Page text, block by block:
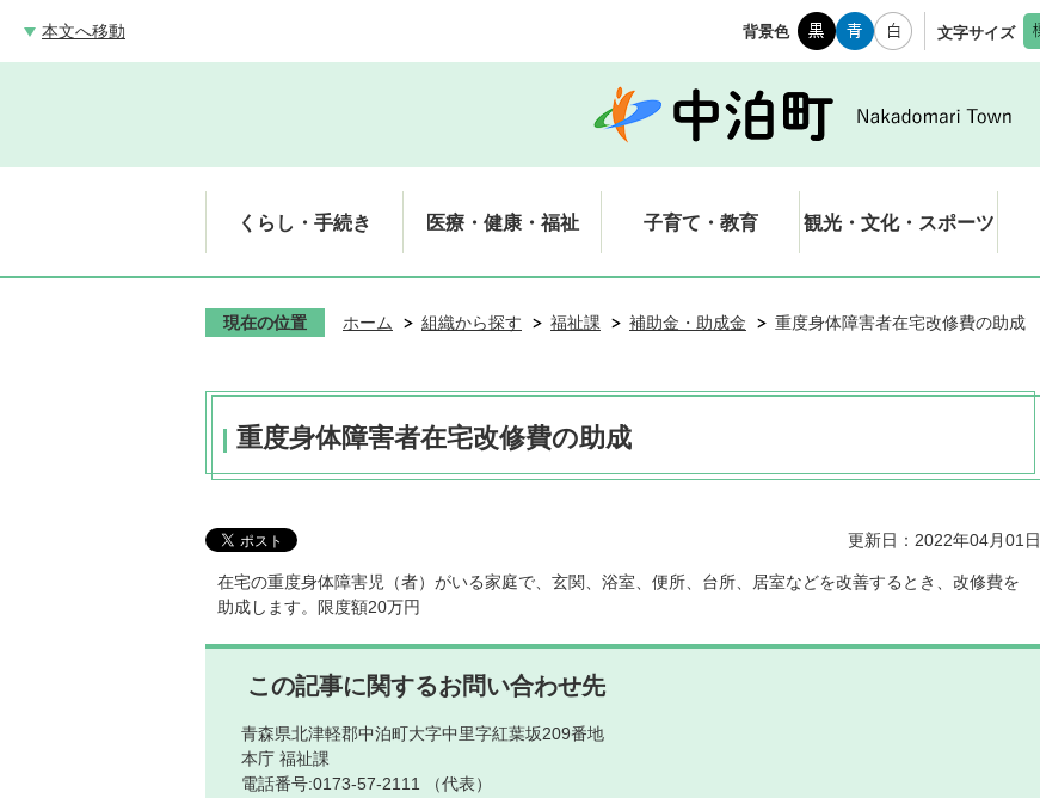
本文へ移動 背景色 文字サイズ
くらし・手続き 医療・健康・福祉 子育て・教育 観光・文化・スポーツ
現在の位置 ホーム 組織から探す 福祉課 補助金・助成金 重度身体障害者在宅改修費の助成
重度身体障害者在宅改修費の助成
更新日：2022年04月01日
在宅の重度身体障害児（者）がいる家庭で、玄関、浴室、便所、台所、居室などを改善するとき、改修費を
助成します。限度額20万円
この記事に関するお問い合わせ先
青森県北津軽郡中泊町大字中里字紅葉坂209番地
本庁 福祉課
電話番号:0173-57-2111 （代表）